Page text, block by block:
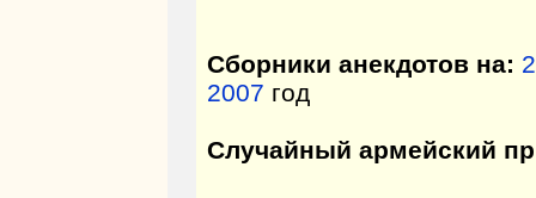
Сборники анекдотов на:
2007 год
Случайный армейский